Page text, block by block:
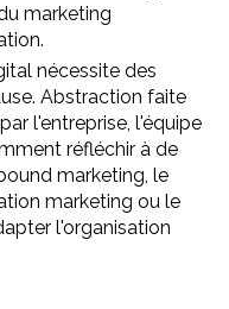
marketing
nécessite des
Abstraction faite
l'entreprise, l'équipe
réfléchir à de
marketing, le
marketing ou le
l'organisation